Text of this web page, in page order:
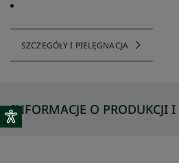
SZCZEGÓŁY I PIELĘGNACJA
INFORMACJE O PRODUKCJI